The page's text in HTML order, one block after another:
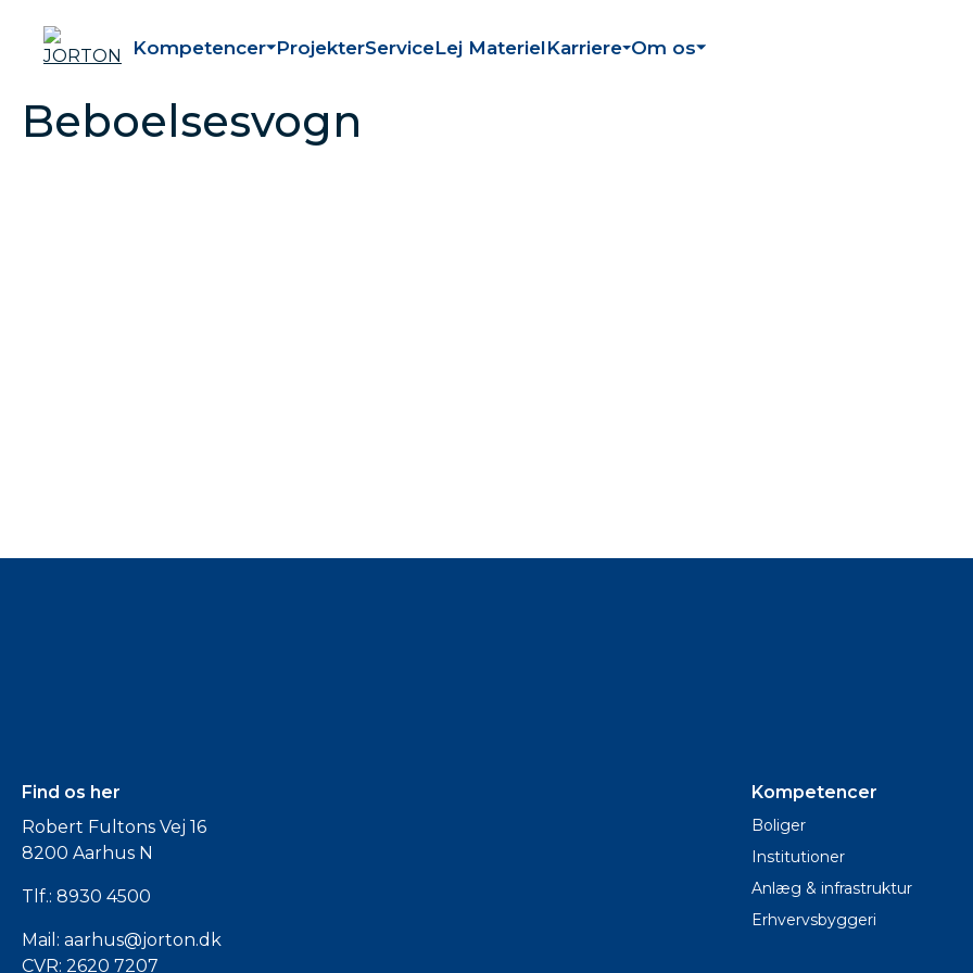
Kompetencer ProjekterServiceLej MaterielKarriere Om os
Beboelsesvogn
Find os her
Robert Fultons Vej 16
8200 Aarhus N
Tlf.: 8930 4500
Mail: aarhus@jorton.dk
CVR: 2620 7207
Kompetencer
Boliger
Institutioner
Anlæg & infrastruktur
Erhvervsbyggeri